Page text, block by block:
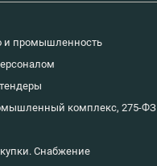
и промышленность
комплекс, 275-ФЗ
Снабжение